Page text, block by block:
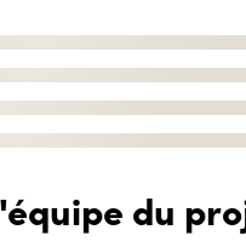
du